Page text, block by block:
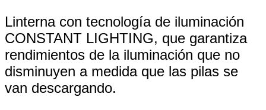
Linterna con tecnología de iluminación
CONSTANT LIGHTING, que garantiza
rendimientos de la iluminación que no
disminuyen a medida que las pilas se
van descargando.